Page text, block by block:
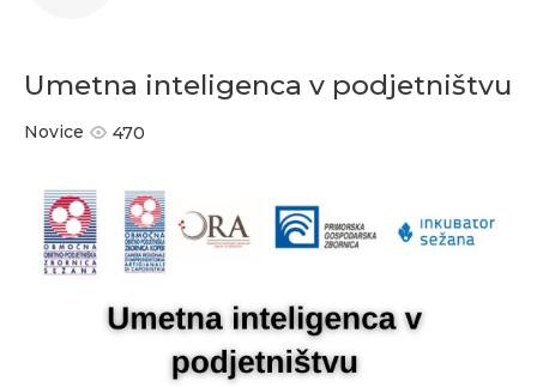
Umetna inteligenca v podjetništvu
Novice 470